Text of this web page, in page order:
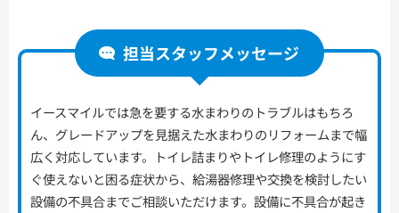
担当スタッフメッセージ
イースマイルでは急を要する水まわりのトラブルはもちろ
ん、グレードアップを見据えた水まわりのリフォームまで幅
広く対応しています。トイレ詰まりやトイレ修理のようにす
ぐ使えないと困る症状から、給湯器修理や交換を検討したい
設備の不具合までご相談いただけます。設備に不具合が起き